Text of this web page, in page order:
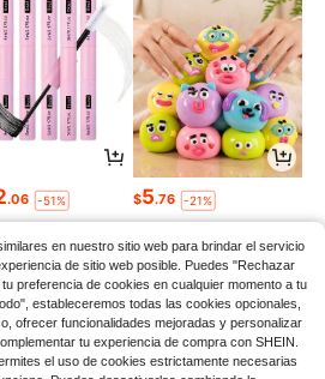
.06 -51% $5.76 -21%
en nuestro sitio web para brindar el servicio
de sitio web posible. Puedes "Rechazar
preferencia de cookies en cualquier momento a tu
estableceremos todas las cookies opcionales,
ofrecer funcionalidades mejoradas y personalizar
tu experiencia de compra con SHEIN.
el uso de cookies estrictamente necesarias